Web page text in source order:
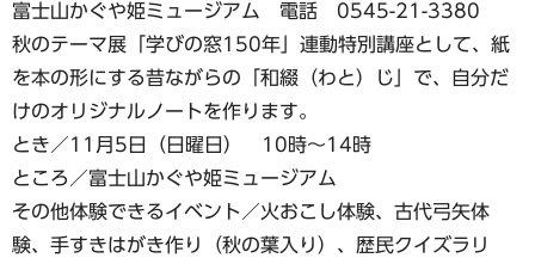
富士山かぐや姫ミュージアム 電話 0545-21-3380
秋のテーマ展「学びの窓150年」連動特別講座として、紙
を本の形にする昔ながらの「和綴（わと）じ」で、自分だ
けのオリジナルノートを作ります。
とき／11月5日（日曜日） 10時～14時
ところ／富士山かぐや姫ミュージアム
その他体験できるイベント／火おこし体験、古代弓矢体
験、手すきはがき作り（秋の葉入り）、歴民クイズラリ